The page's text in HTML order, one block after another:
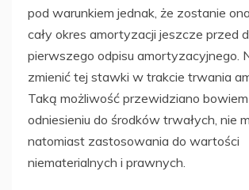
pod warunkiem jednak, że zostanie
cały okres amortyzacji jeszcze przed
pierwszego odpisu amortyzacyjnego.
zmienić tej stawki w trakcie trwania
Taką możliwość przewidziano
odniesieniu do środków trwałych, nie
natomiast zastosowania do wartości
niematerialnych i prawnych.